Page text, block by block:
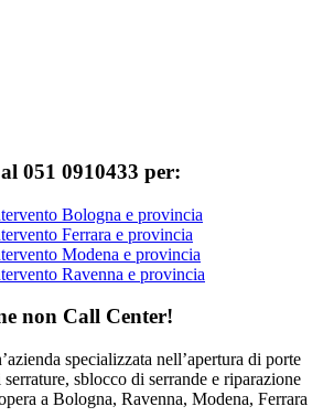
051 0910433 per:
Bologna e provincia
Ferrara e provincia
Modena e provincia
Ravenna e provincia
non Call Center!
specializzata nell’apertura di porte
sblocco di serrande e riparazione
a Bologna, Ravenna, Modena, Ferrara